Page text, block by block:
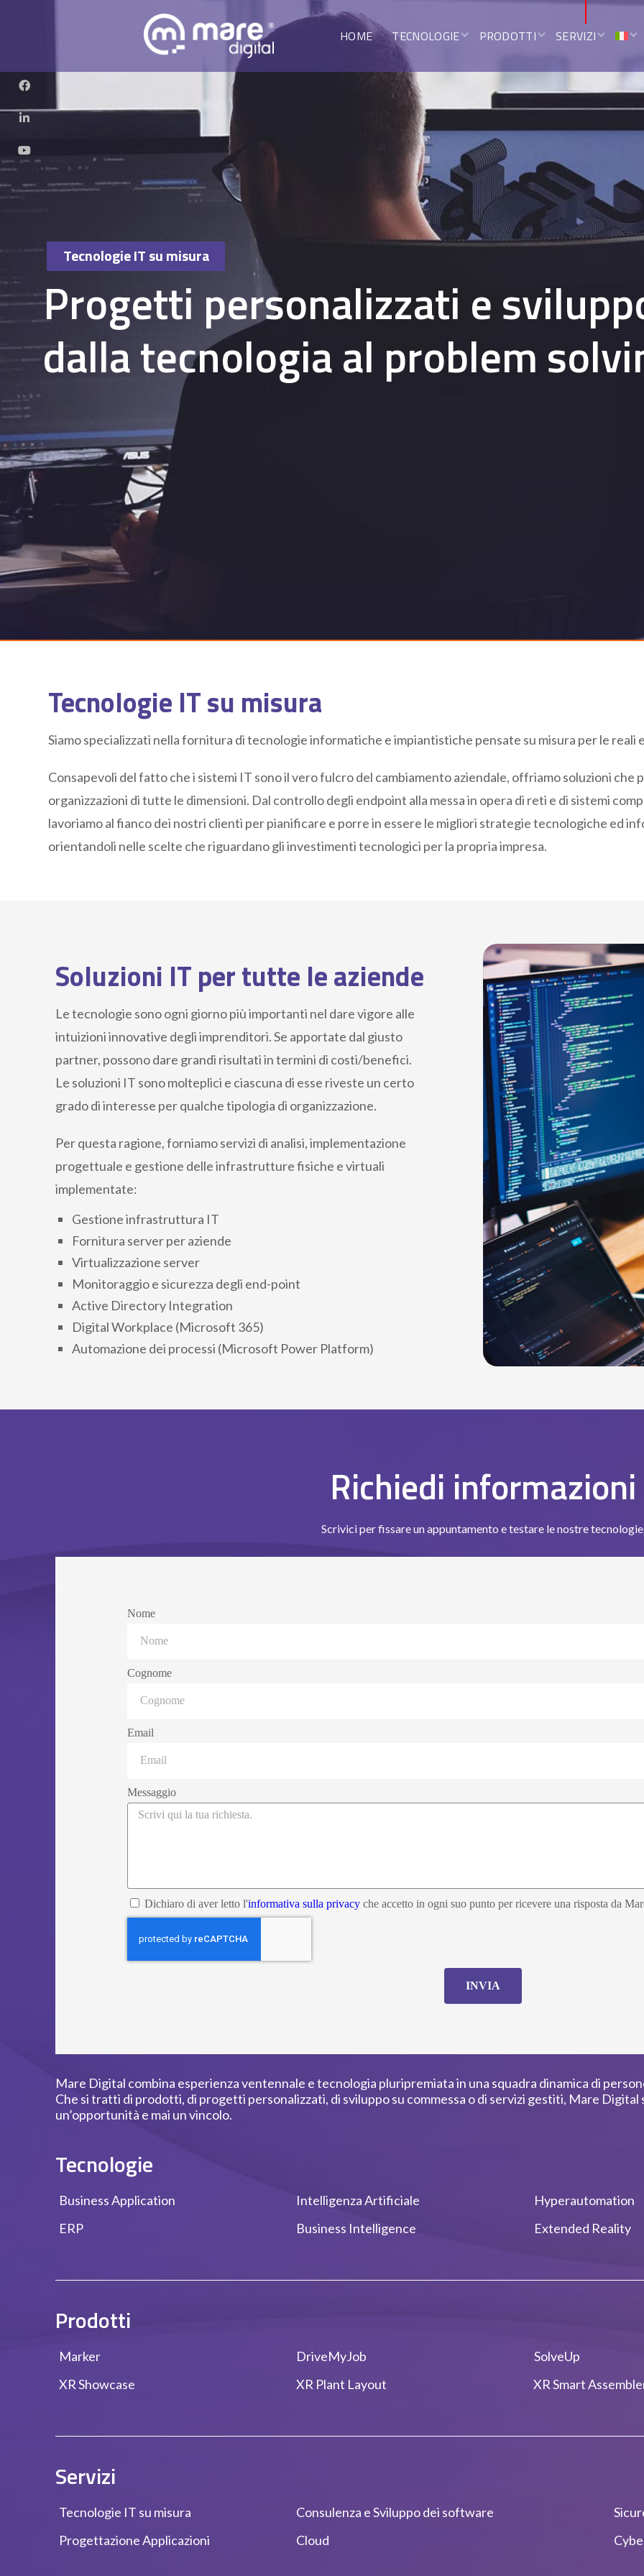
HOME TECNOLOGIE PRODOTTI SERVIZI
dalla tecnologia al problem
Progetti personalizzati e
Tecnologie IT su misura
Tecnologie IT su misura
Siamo specializzati nella fornitura di tecnologie informatiche e impiantistiche pensate su misura per le reali
Consapevoli del fatto che i sistemi IT sono il vero fulcro del cambiamento aziendale, offriamo soluzioni
organizzazioni di tutte le dimensioni. Dal controllo degli endpoint alla messa in opera di reti e di sistemi
lavoriamo al fianco dei nostri clienti per pianificare e porre in essere le migliori strategie tecnologiche ed
orientandoli nelle scelte che riguardano gli investimenti tecnologici per la propria impresa.
Soluzioni IT per tutte le aziende
Le tecnologie sono ogni giorno più importanti nel dare vigore alle
intuizioni innovative degli imprenditori. Se apportate dal giusto
partner, possono dare grandi risultati in termini di costi/benefici.
Le soluzioni IT sono molteplici e ciascuna di esse riveste un certo
grado di interesse per qualche tipologia di organizzazione.
Per questa ragione, forniamo servizi di analisi, implementazione
progettuale e gestione delle infrastrutture fisiche e virtuali
implementate:
Gestione infrastruttura IT
Fornitura server per aziende
Virtualizzazione server
Monitoraggio e sicurezza degli end-point
Active Directory Integration
Digital Workplace (Microsoft 365)
Automazione dei processi (Microsoft Power Platform)
Richiedi informazioni
Scrivici per fissare un appuntamento e testare le nostre
Nome
Cognome
Email
Messaggio
Dichiaro di aver letto l'informativa sulla privacy che accetto in ogni suo punto per ricevere una risposta da
INVIA
Mare Digital combina esperienza ventennale e tecnologia pluripremiata in una squadra dinamica di
Che si tratti di prodotti, di progetti personalizzati, di sviluppo su commessa o di servizi gestiti, Mare
un’opportunità e mai un vincolo.
Tecnologie
Business Application Intelligenza Artificiale
Hyperautomation
ERP
Business Intelligence Extended Reality
Prodotti
Marker DriveMyJob
SolveUp
XR Showcase
XR Plant Layout XR Smart
Servizi
Tecnologie IT su misura Consulenza e Sviluppo dei software
Progettazione Applicazioni
Cloud